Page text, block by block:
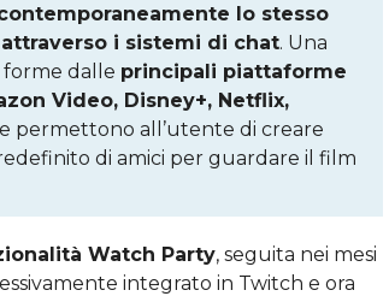
lo stesso
i sistemi di chat. Una
forme dalle principali piattaforme
Video, Disney+, Netflix,
permettono all’utente di creare
di amici per guardare il film
Watch Party, seguita nei mesi
integrato in Twitch e ora